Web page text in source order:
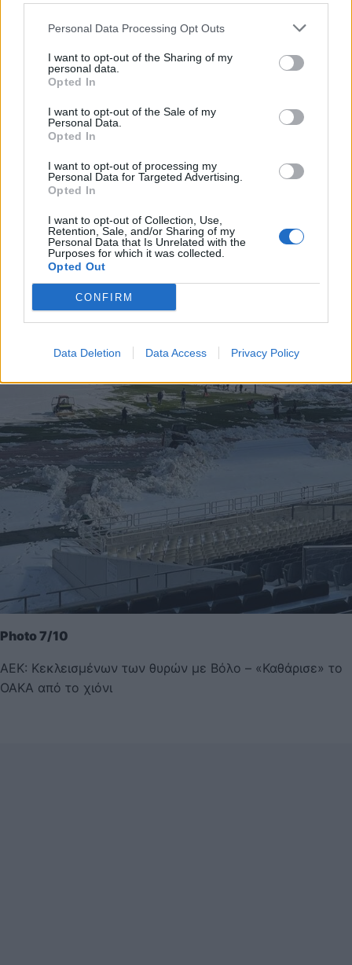
Personal Data Processing Opt Outs
I want to opt-out of the Sharing of my
personal data.
Opted In
I want to opt-out of the Sale of my
Personal Data.
Opted In
I want to opt-out of processing my
Personal Data for Targeted Advertising.
Opted In
I want to opt-out of Collection, Use,
Retention, Sale, and/or Sharing of my
Personal Data that Is Unrelated with the
Purposes for which it was collected.
Opted Out
CONFIRM
Data Deletion Data Access Privacy Policy
Photo 6/10
ΑΕΚ: Κεκλεισμένων των θυρών με Βόλο – «Καθάρισε» το
ΟΑΚΑ από το χιόνι
Photo 7/10
ΑΕΚ: Κεκλεισμένων των θυρών με Βόλο – «Καθάρισε» το
ΟΑΚΑ από το χιόνι